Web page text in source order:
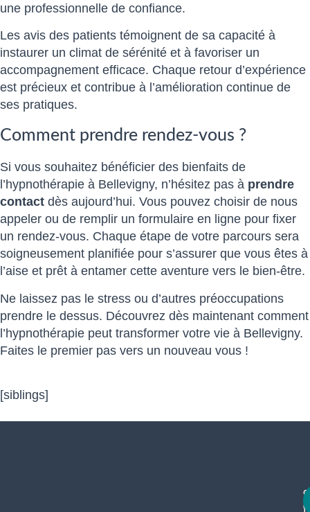
une professionnelle de confiance.
Les avis des patients témoignent de sa capacité à
instaurer un climat de sérénité et à favoriser un
accompagnement efficace. Chaque retour d’expérience
est précieux et contribue à l’amélioration continue de
ses pratiques.
Comment prendre rendez-vous ?
Si vous souhaitez bénéficier des bienfaits de
l’hypnothérapie à Bellevigny, n’hésitez pas à prendre
contact dès aujourd’hui. Vous pouvez choisir de nous
appeler ou de remplir un formulaire en ligne pour fixer
un rendez-vous. Chaque étape de votre parcours sera
soigneusement planifiée pour s’assurer que vous êtes à
l’aise et prêt à entamer cette aventure vers le bien-être.
Ne laissez pas le stress ou d’autres préoccupations
prendre le dessus. Découvrez dès maintenant comment
l’hypnothérapie peut transformer votre vie à Bellevigny.
Faites le premier pas vers un nouveau vous !
[siblings]